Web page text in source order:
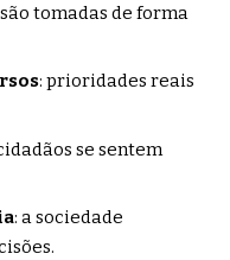
tomadas de forma
: prioridades reais
se sentem
: a sociedade